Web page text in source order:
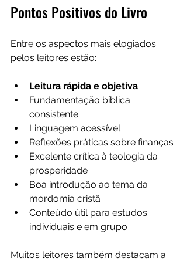
Pontos Positivos do Livro
Entre os aspectos mais elogiados
pelos leitores estão:
Leitura rápida e objetiva
Fundamentação bíblica
consistente
Linguagem acessível
Reflexões práticas sobre finanças
Excelente crítica à teologia da
prosperidade
Boa introdução ao tema da
mordomia cristã
Conteúdo útil para estudos
individuais e em grupo
Muitos leitores também destacam a